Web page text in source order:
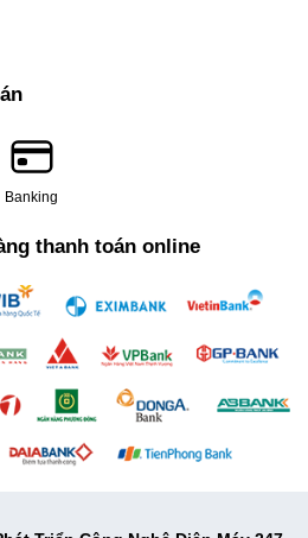
Banking
thanh toán online